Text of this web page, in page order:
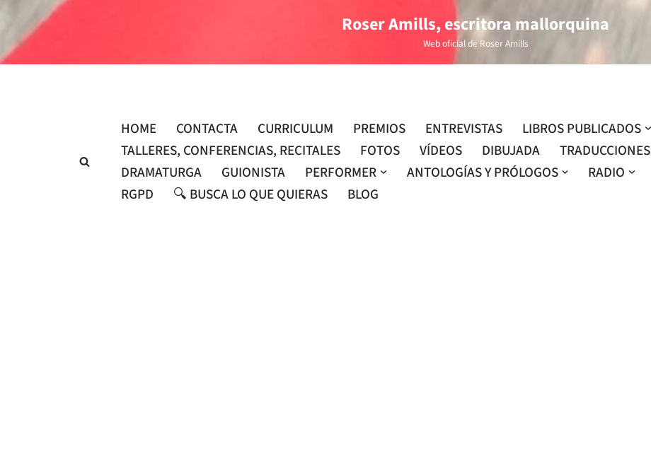
Saltar
al
contenido
Roser Amills, escritora mallorquina
Web oficial de Roser Amills
HOME CONTACTA CURRICULUM PREMIOS ENTREVISTAS
LIBROS PUBLICADOS
TALLERES, CONFERENCIAS, RECITALES
FOTOS VÍDEOS DIBUJADA TRADUCCIONES
DRAMATURGA
GUIONISTA PERFORMER ANTOLOGÍAS Y PRÓLOGOS RADIO
RGPD
🔍 BUSCA LO QUE QUIERAS BLOG